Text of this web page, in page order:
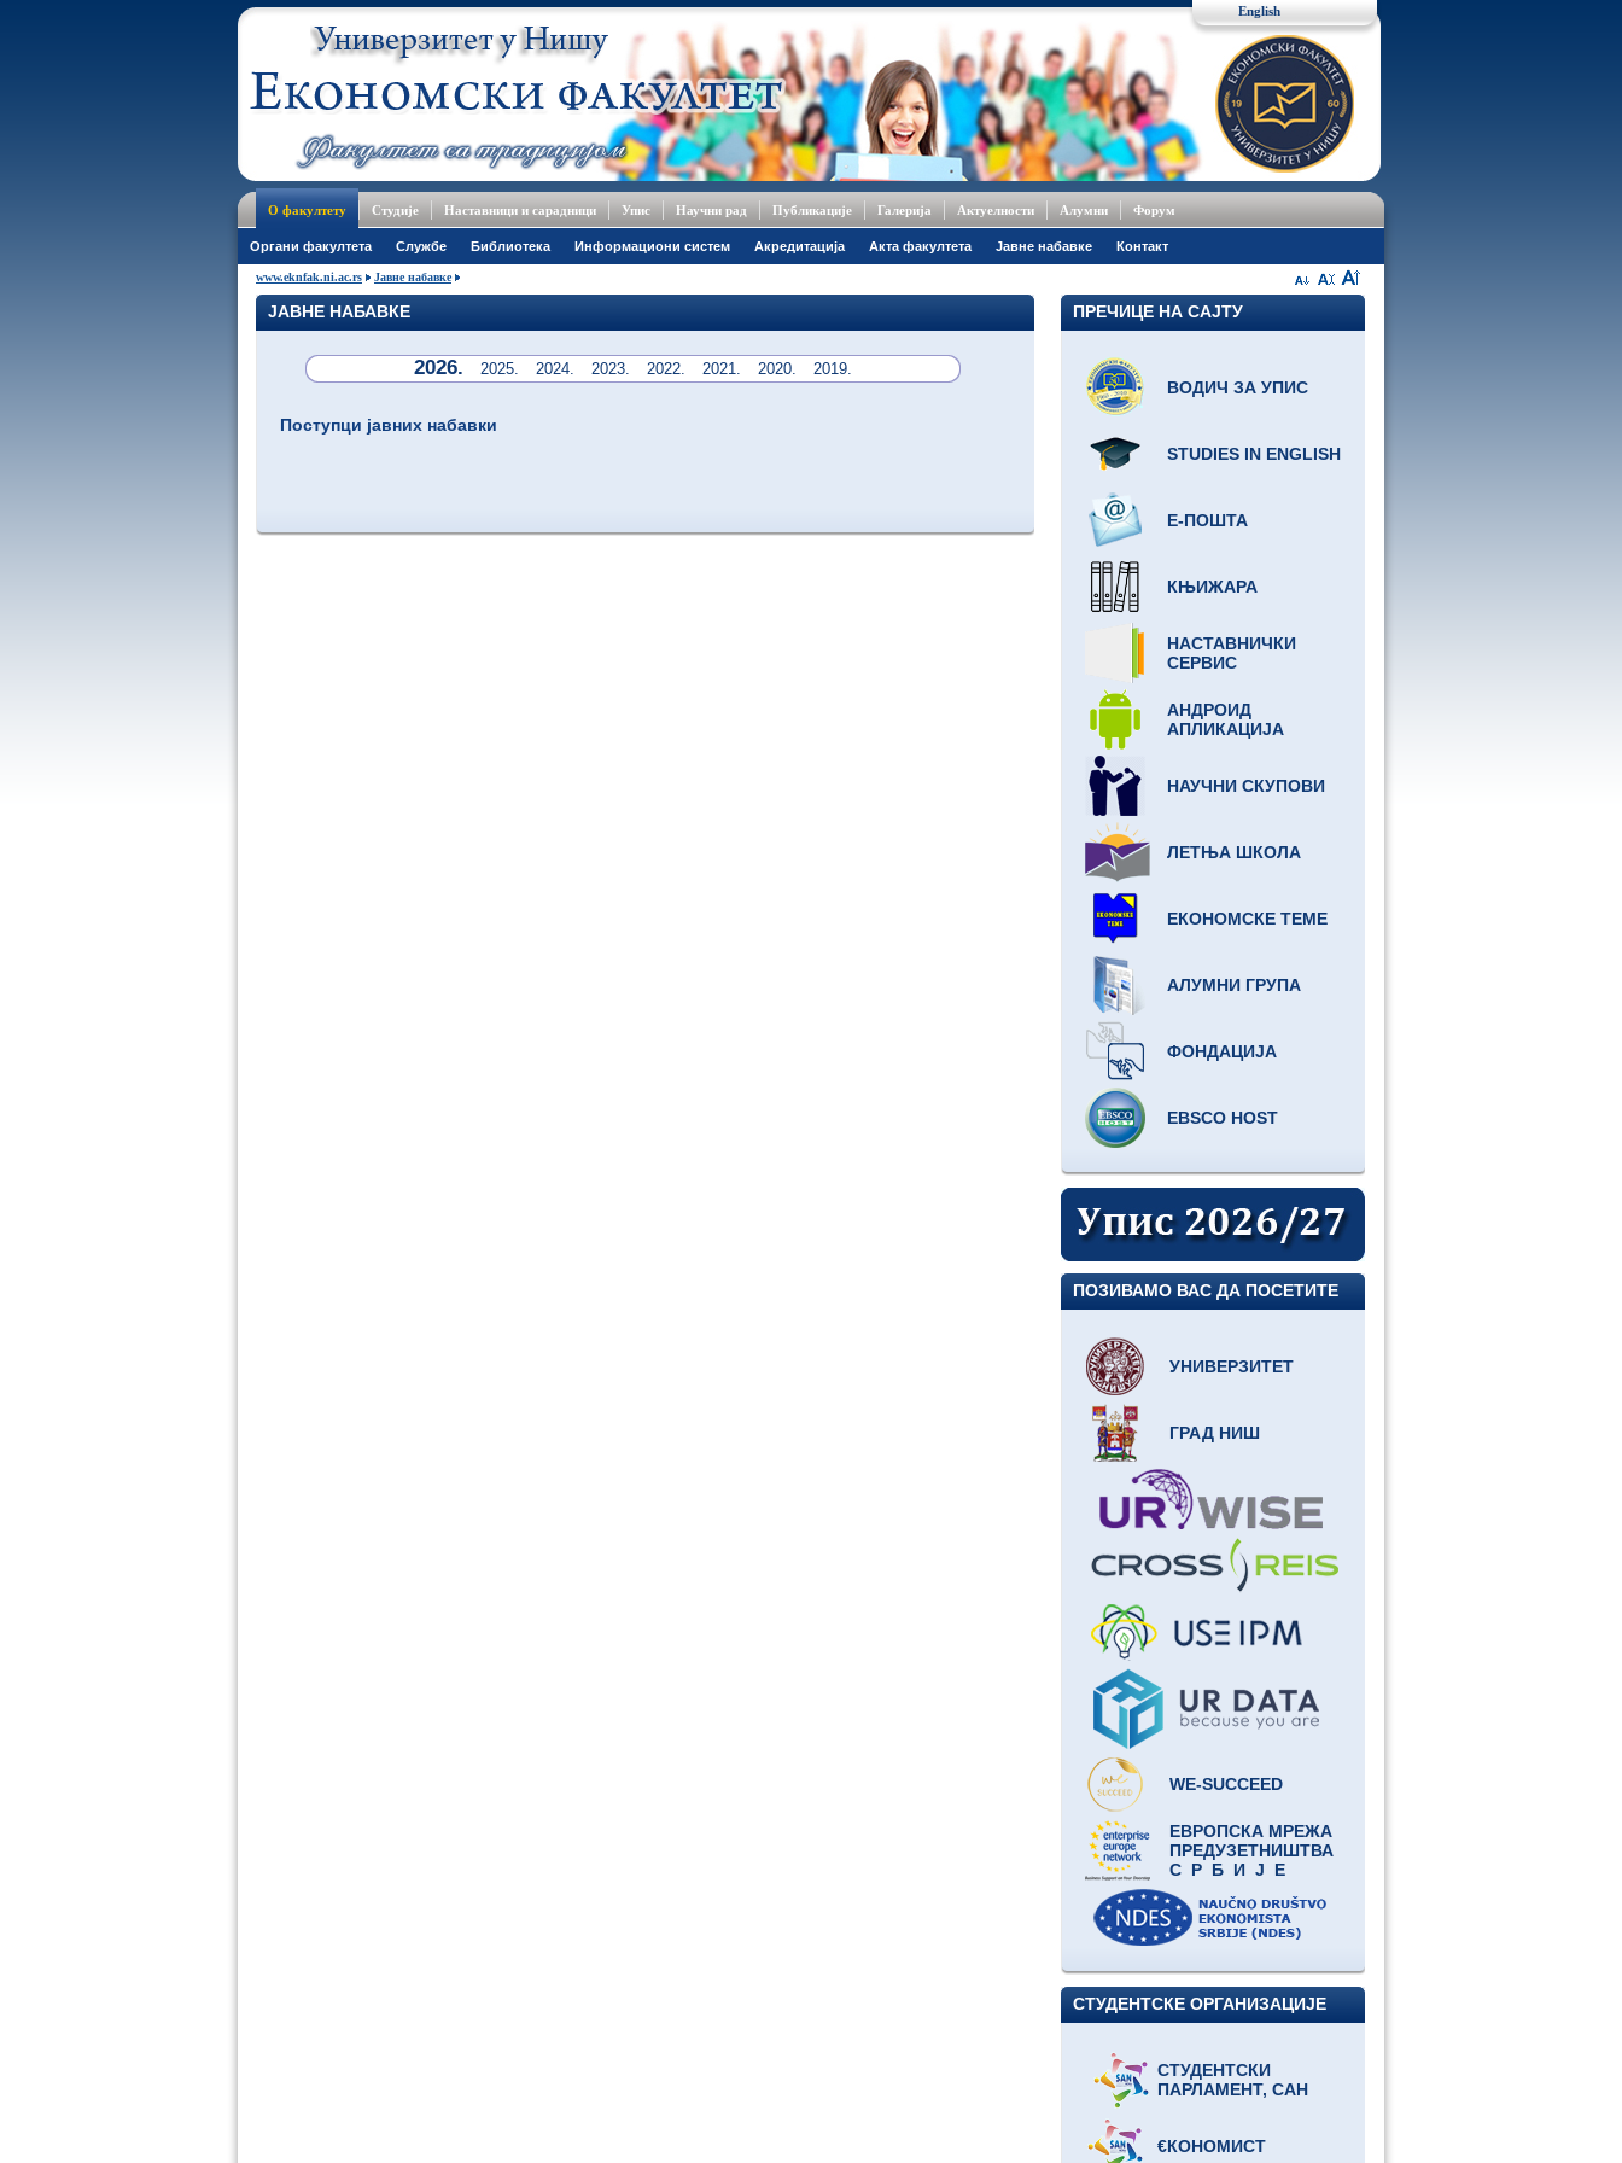
English
О факултету Студије Наставници и сарадници Упис Научни рад Публикације Галерија Актуелности Алумни Форум
Oргани факултета Службе Библиотека Информациони систем Акредитација Акта факултета Јавне набавке Контакт
www.eknfak.ni.ac.rs Јавне набавке
ЈАВНЕ НАБАВКЕ
2026. 2025. 2024. 2023. 2022. 2021. 2020. 2019.
Поступци јавних набавки
ПРЕЧИЦЕ НА САЈТУ
ВОДИЧ ЗА УПИС
STUDIES IN ENGLISH
Е-ПОШТА
КЊИЖАРА
НАСТАВНИЧКИ
СЕРВИС
АНДРОИД
АПЛИКАЦИЈА
НАУЧНИ СКУПОВИ
ЛЕТЊА ШКОЛА
ЕКОНОМСКЕ ТЕМЕ
АЛУМНИ ГРУПА
ФОНДАЦИЈА
EBSCO HOST
ПОЗИВАМО ВАС ДА ПОСЕТИТЕ
УНИВЕРЗИТЕТ
ГРАД НИШ
WE-SUCCEED
ЕВРОПСКА МРЕЖА
ПРЕДУЗЕТНИШТВА
С Р Б И Ј Е
СТУДЕНТСКЕ ОРГАНИЗАЦИЈЕ
СТУДЕНТСКИ
ПАРЛАМЕНТ, САН
€КОНОМИСТ